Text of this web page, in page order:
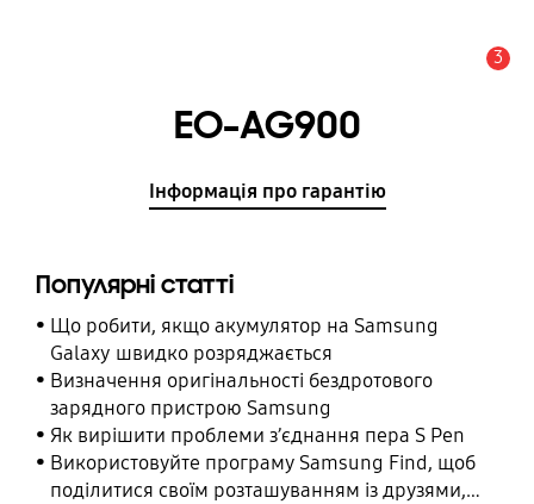
3
EO-AG900
Інформація про гарантію
Популярні статті
Що робити, якщо акумулятор на Samsung
Galaxy швидко розряджається
Визначення оригінальності бездротового
зарядного пристрою Samsung
Як вирішити проблеми з’єднання пера S Pen
Використовуйте програму Samsung Find, щоб
поділитися своїм розташуванням із друзями,